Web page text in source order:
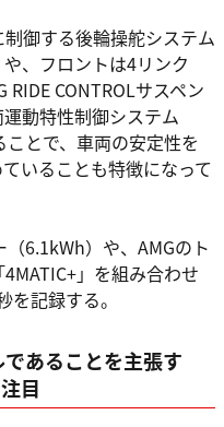
御する後輪操舵システム
、フロントは4リンク
CONTROLサスペン
動特性制御システム
ことで、車両の安定性を
いることも特徴になって
6.1kWh）や、AMGのト
」を組み合わせ
記録する。
あることを主張す
目